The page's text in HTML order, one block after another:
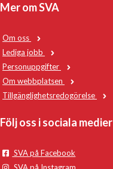
Mer om SVA
Om oss
Lediga jobb
Personuppgifter
Om webbplatsen
Tillgänglighetsredogörelse
Följ oss i sociala medier
SVA på Facebook